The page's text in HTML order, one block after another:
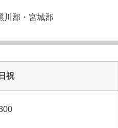
川郡・宮城郡
祝